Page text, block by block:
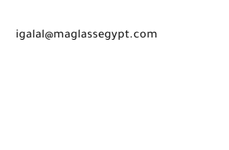
igalal@maglassegypt.com